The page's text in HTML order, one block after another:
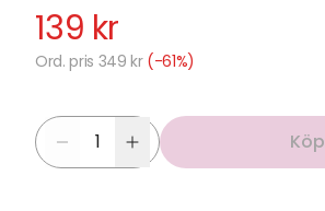
139 kr
Ord. pris 349 kr (-61%)
Köp